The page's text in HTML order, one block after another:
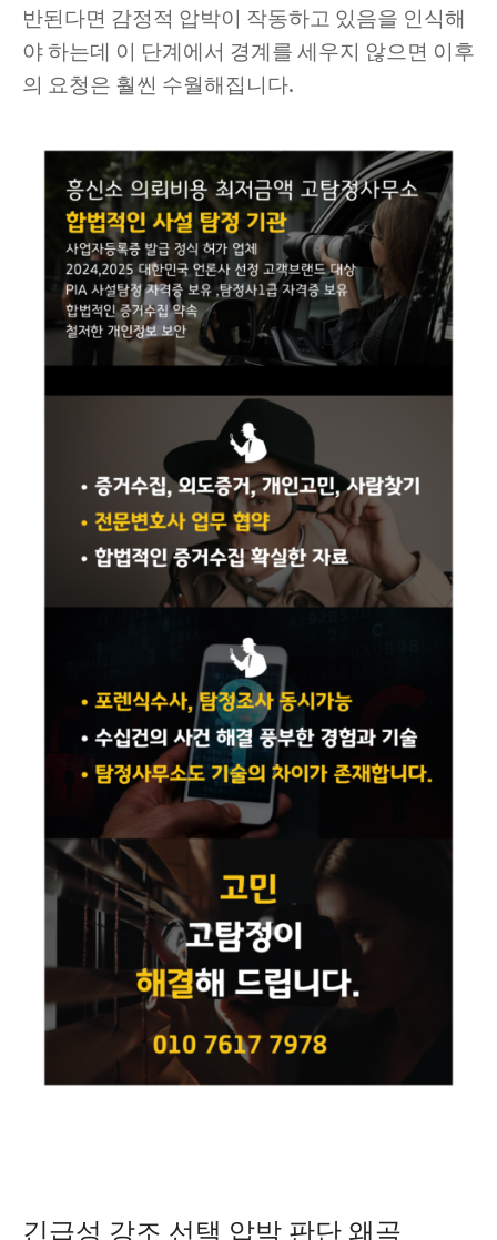
반된다면 감정적 압박이 작동하고 있음을 인식해
야 하는데 이 단계에서 경계를 세우지 않으면 이후
의 요청은 훨씬 수월해집니다.
긴급성 강조 선택 압박 판단 왜곡